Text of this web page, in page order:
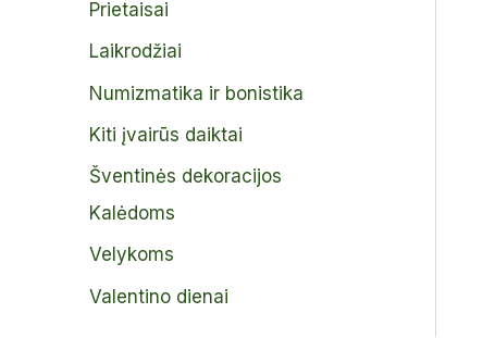
Prietaisai
Laikrodžiai
Numizmatika ir bonistika
Kiti įvairūs daiktai
Šventinės dekoracijos
Kalėdoms
Velykoms
Valentino dienai